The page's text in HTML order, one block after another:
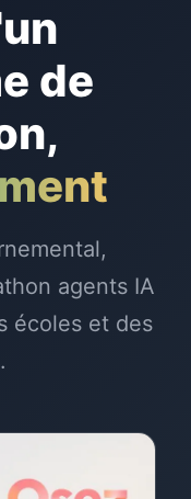
de
agents IA
écoles et des